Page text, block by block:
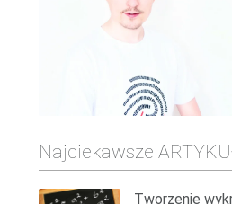
Najciekawsze
Tworzenie